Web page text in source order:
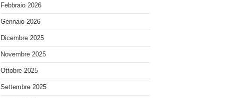
Febbraio 2026
Gennaio 2026
Dicembre 2025
Novembre 2025
Ottobre 2025
Settembre 2025